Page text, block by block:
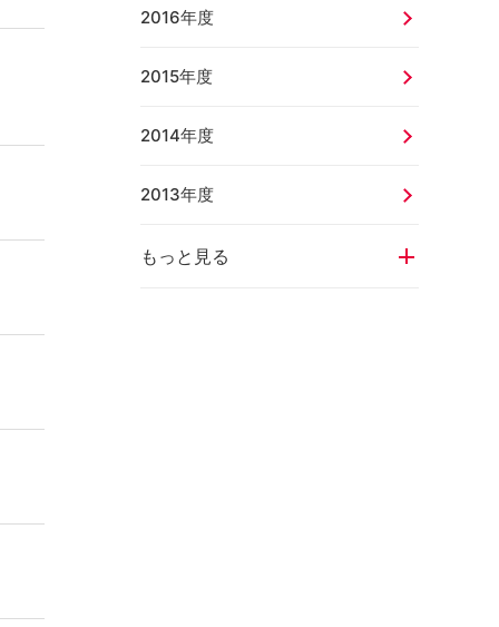
2016年度
2015年度
2014年度
2013年度
もっと見る